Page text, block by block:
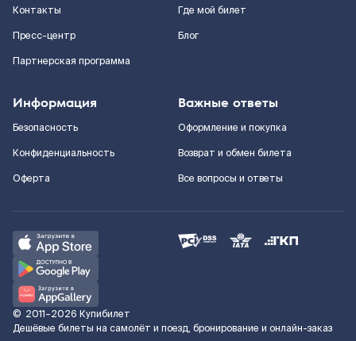
Контакты
Пресс-центр
Партнерская программа
Где мой билет
Блог
Информация
Безопасность
Конфиденциальность
Оферта
Важные ответы
Оформление и покупка
Возврат и обмен билета
Все вопросы и ответы
© 2011–2026 Купибилет
Дешёвые билеты на самолёт и поезд, бронирование и онлайн-заказ